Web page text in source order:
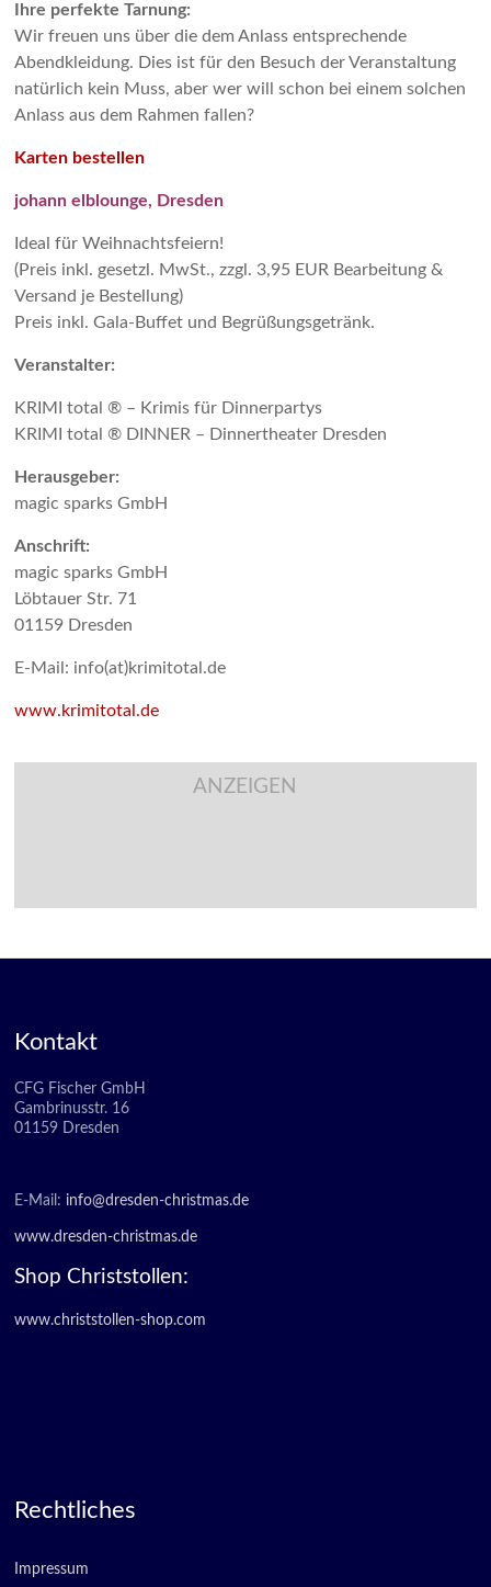
Ihre perfekte Tarnung:
Wir freuen uns über die dem Anlass entsprechende
Abendkleidung. Dies ist für den Besuch der Veranstaltung
natürlich kein Muss, aber wer will schon bei einem solchen
Anlass aus dem Rahmen fallen?
Karten bestellen
johann elblounge, Dresden
Ideal für Weihnachtsfeiern!
(Preis inkl. gesetzl. MwSt., zzgl. 3,95 EUR Bearbeitung &
Versand je Bestellung)
Preis inkl. Gala-Buffet und Begrüßungsgetränk.
Veranstalter:
KRIMI total ® – Krimis für Dinnerpartys
KRIMI total ® DINNER – Dinnertheater Dresden
Herausgeber:
magic sparks GmbH
Anschrift:
magic sparks GmbH
Löbtauer Str. 71
01159 Dresden
E-Mail: info(at)krimitotal.de
www.krimitotal.de
ANZEIGEN
Kontakt
CFG Fischer GmbH
Gambrinusstr. 16
01159 Dresden
E-Mail: info@dresden-christmas.de
www.dresden-christmas.de
Shop Christstollen:
www.christstollen-shop.com
Rechtliches
Impressum